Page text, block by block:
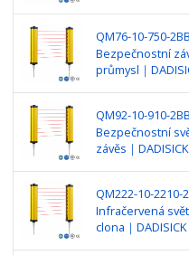
QM76-10-750-2BB
Bezpečnostní
průmysl｜
QM92-10-910-2BB
Bezpečnostní
závěs｜DADISICK
QM222-10-2210-
Infračervená
clona｜DADISICK